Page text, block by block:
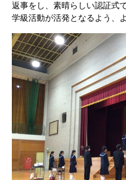
返事をし、素晴らしい認証式
学級活動が活発となるよう、